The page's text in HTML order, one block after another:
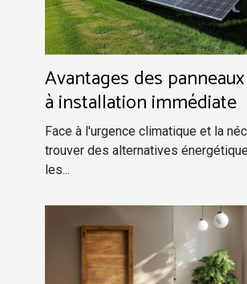
Avantages des
à installation immédiate
Face à l'urgence climatique et la
trouver des alternatives
les...